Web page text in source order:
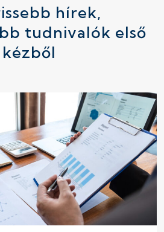
hírek,
tudnivalók első
kézből